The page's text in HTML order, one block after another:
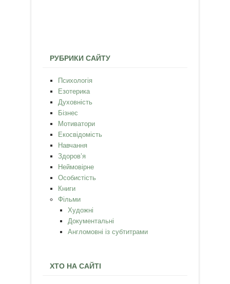
РУБРИКИ САЙТУ
Психологія
Езотерика
Духовність
Бізнес
Мотиватори
Екосвідомість
Навчання
Здоров’я
Неймовірне
Особистість
Книги
Фільми
Художні
Документальні
Англомовні із субтитрами
ХТО НА САЙТІ